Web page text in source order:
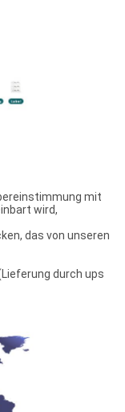
mit
wird,
das von unseren
durch ups